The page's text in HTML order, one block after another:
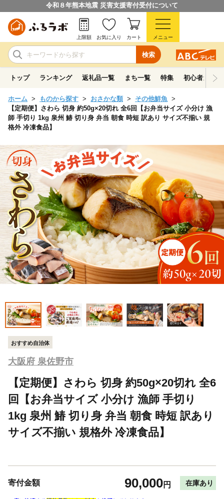
令和８年熊本地震 災害支援寄付受付について
検索
上限額 お気に入り カート メニュー
トップ ランキング 返礼品一覧 まち一覧 特集 初心者ガイド
ホーム ものから探す おさかな類
その他鮮魚
【定期便】さわら 切身 約50g×20切れ 全6回【お弁当サイズ 小分け 漁
師 手切り 1kg 泉州 鰆 切り身 弁当 朝食 時短 訳あり サイズ不揃い 規
格外 冷凍食品】
おすすめ自治体
大阪府 泉佐野市
【定期便】さわら 切身 約50g×20切れ 全6
回【お弁当サイズ 小分け 漁師 手切り
1kg 泉州 鰆 切り身 弁当 朝食 時短 訳あり
サイズ不揃い 規格外 冷凍食品】
寄付金額 90,000円 在庫あり